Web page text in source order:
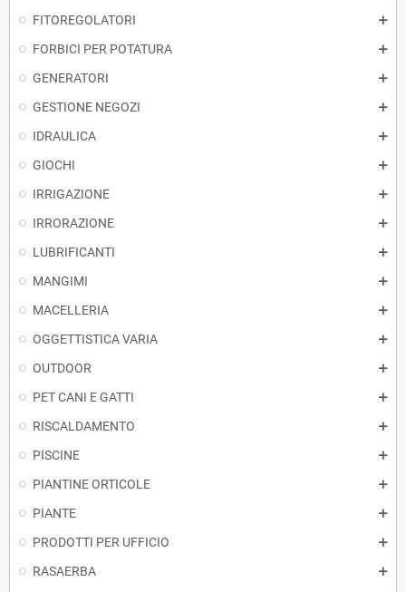
FITOREGOLATORI
FORBICI PER POTATURA
GENERATORI
GESTIONE NEGOZI
IDRAULICA
GIOCHI
IRRIGAZIONE
IRRORAZIONE
LUBRIFICANTI
MANGIMI
MACELLERIA
OGGETTISTICA VARIA
OUTDOOR
PET CANI E GATTI
RISCALDAMENTO
PISCINE
PIANTINE ORTICOLE
PIANTE
PRODOTTI PER UFFICIO
RASAERBA